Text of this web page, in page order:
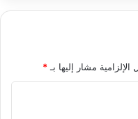
الإلزامية مشار إليها بـ *